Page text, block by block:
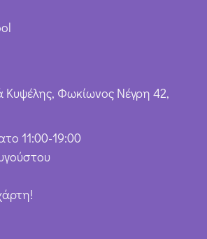
Κυψέλης, Φωκίωνος Νέγρη 42,
11:00-19:00